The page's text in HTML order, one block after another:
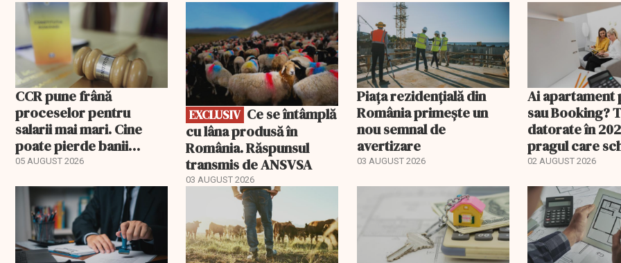
CCR pune frână
proceselor pentru
salarii mai mari. Cine
poate pierde banii
ceruți statului
05 AUGUST 2026
EXCLUSIV
EXCLUSIV
cu lâna produsă în
România. Răspunsul
transmis de ANSVSA
03 AUGUST 2026
Piața rezidențială din
România primește un
nou semnal de
avertizare
03 AUGUST 2026
Ai apartament
sau Booking?
datorate în
pragul care
regimul fiscal
02 AUGUST 2026